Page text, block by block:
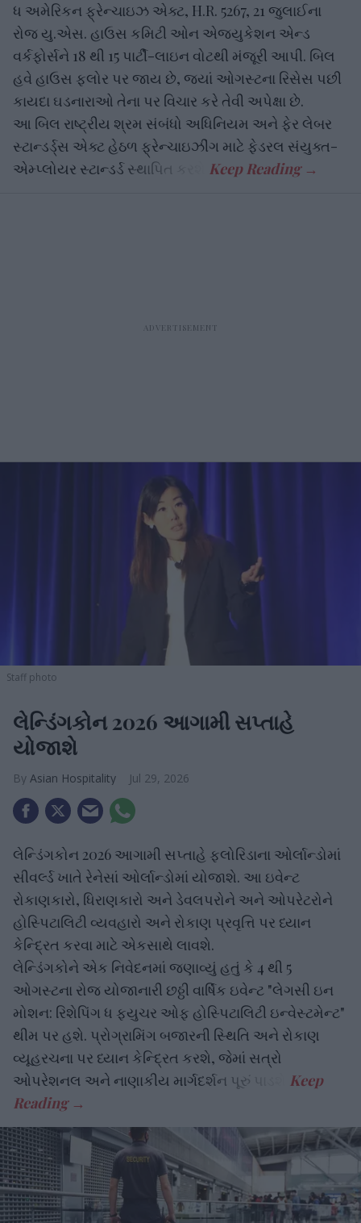
ધ અમેરિકન ફ્રેન્ચાઇઝ એક્ટ, H.R. 5267, 21 જુલાઈના
રોજ યુ.એસ. હાઉસ કમિટી ઓન એજ્યુકેશન એન્ડ
વર્કફોર્સને 18 થી 15 પાર્ટી-લાઇન વોટથી મંજૂરી આપી. બિલ
હવે હાઉસ ફ્લોર પર જાય છે, જ્યાં ઓગસ્ટના રિસેસ પછી
કાયદા ઘડનારાઓ તેના પર વિચાર કરે તેવી અપેક્ષા છે.
આ બિલ રાષ્ટ્રીય શ્રમ સંબંધો અધિનિયમ અને ફેર લેબર
સ્ટાન્ડર્ડ્સ એક્ટ હેઠળ ફ્રેન્ચાઇઝીંગ માટે ફેડરલ સંયુક્ત-
એમ્પ્લોયર સ્ટાન્ડર્ડ સ્થાપિત કરશે.
Staff photo
લેન્ડિંગકોન 2026 આગામી સપ્તાહે
યોજાશે
Asian Hospitality Jul 29, 2026
લેન્ડિંગકોન 2026 આગામી સપ્તાહે ફ્લોરિડાના ઓર્લાન્ડોમાં
સીવર્લ્ડ ખાતે રેનેસાં ઓર્લાન્ડોમાં યોજાશે. આ ઇવેન્ટ
રોકાણકારો, ધિરાણકારો અને ડેવલપરોને અને ઓપરેટરોને
હોસ્પિટાલિટી વ્યવહારો અને રોકાણ પ્રવૃત્તિ પર ધ્યાન
કેન્દ્રિત કરવા માટે એકસાથે લાવશે.
લેન્ડિંગકોને એક નિવેદનમાં જણાવ્યું હતું કે 4 થી 5
ઓગસ્ટના રોજ યોજાનારી છઠ્ઠી વાર્ષિક ઇવેન્ટ "લેગસી ઇન
મોશન: રિશેપિંગ ધ ફ્યુચર ઓફ હોસ્પિટાલિટી ઇન્વેસ્ટમેન્ટ"
થીમ પર હશે. પ્રોગ્રામિંગ બજારની સ્થિતિ અને રોકાણ
વ્યૂહરચના પર ધ્યાન કેન્દ્રિત કરશે, જેમાં સત્રો
ઓપરેશનલ અને નાણાકીય માર્ગદર્શન પૂરું પાડશે.